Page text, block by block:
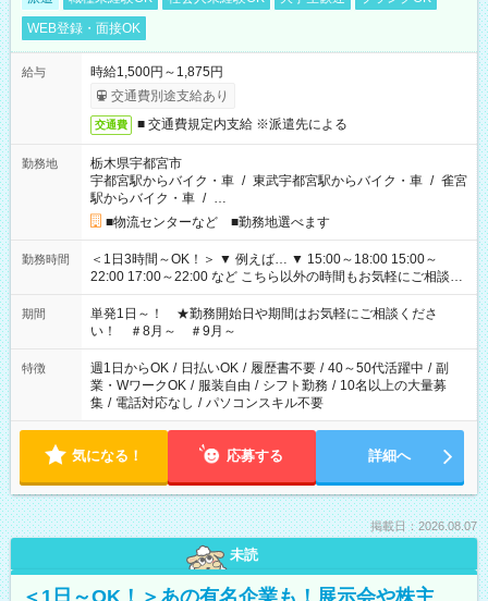
WEB登録・面接OK
給与
時給1,500円～1,875円
交通費別途支給あり
交通費 ■ 交通費規定内支給 ※派遣先による
勤務地
栃木県宇都宮市
宇都宮駅からバイク・車 / 東武宇都宮駅からバイク・車 / 雀宮
駅からバイク・車 / …
■物流センターなど ■勤務地選べます
勤務時間
＜1日3時間～OK！＞ ▼ 例えば… ▼ 15:00～18:00 15:00～
22:00 17:00～22:00 など こちら以外の時間もお気軽にご相談く
ださい！
期間
単発1日～！ ★勤務開始日や期間はお気軽にご相談くださ
い！ ＃8月～ ＃9月～
特徴 週1日からOK / 日払いOK / 履歴書不要 / 40～50代活躍中 / 副
業・WワークOK / 服装自由 / シフト勤務 / 10名以上の大量募
集 / 電話対応なし / パソコンスキル不要
気になる！ 応募する 詳細へ
掲載日：2026.08.07
未読
＜1日～OK！＞あの有名企業も！展示会や株主